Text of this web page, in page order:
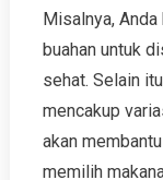
Misalnya,
buahan untuk
sehat. Selain
mencakup
akan
memilih